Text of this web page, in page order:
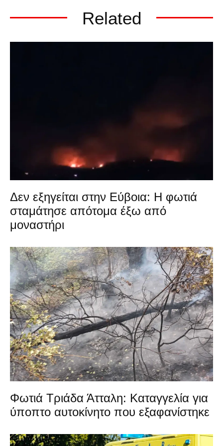
Related
Δεν εξηγείται στην Εύβοια: Η φωτιά
σταμάτησε απότομα έξω από
μοναστήρι
Φωτιά Τριάδα Άτταλη: Καταγγελία για
ύποπτο αυτοκίνητο που εξαφανίστηκε